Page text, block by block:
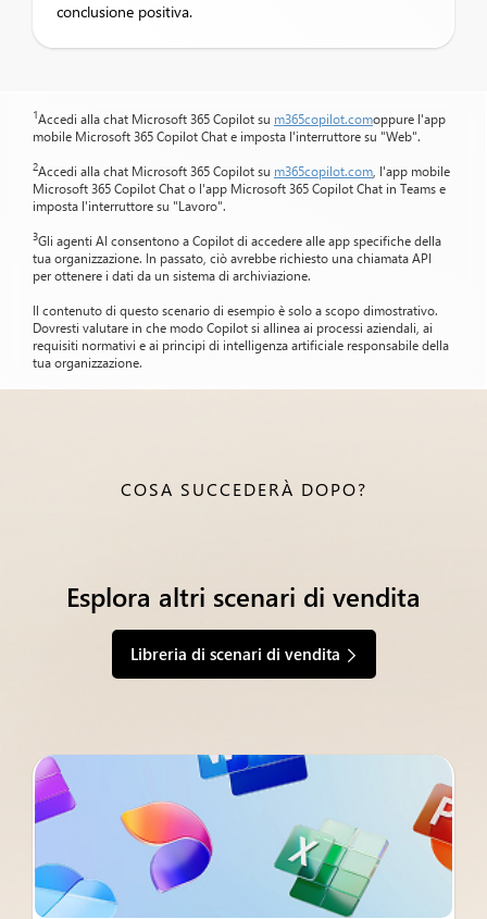
conclusione positiva.​
1Accedi alla chat Microsoft 365 Copilot su m365copilot.comoppure l'app
mobile Microsoft 365 Copilot Chat e imposta l'interruttore su "Web".
2Accedi alla chat Microsoft 365 Copilot su m365copilot.com , l'app mobile
Microsoft 365 Copilot Chat o l'app Microsoft 365 Copilot Chat in Teams e
imposta l'interruttore su "Lavoro".
3Gli agenti AI consentono a Copilot di accedere alle app specifiche della
tua organizzazione. In passato, ciò avrebbe richiesto una chiamata API
per ottenere i dati da un sistema di archiviazione.
Il contenuto di questo scenario di esempio è solo a scopo dimostrativo.
Dovresti valutare in che modo Copilot si allinea ai processi aziendali, ai
requisiti normativi e ai principi di intelligenza artificiale responsabile della
tua organizzazione.
COSA SUCCEDERÀ DOPO?
Esplora altri scenari di vendita
Libreria di scenari di vendita